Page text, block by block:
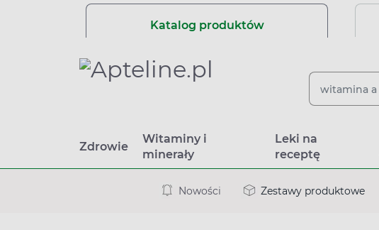
Katalog produktów
Zdrowie
Witaminy i
minerały
Leki na
receptę
Nowości Zestawy produktowe